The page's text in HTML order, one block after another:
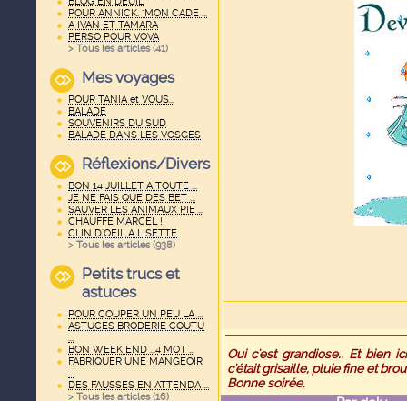
POUR ANNICK. "MON CADE ...
A IVAN ET TAMARA
PERSO POUR VOVA
> Tous les articles (41)
Mes voyages
POUR TANIA et VOUS...
BALADE
SOUVENIRS DU SUD
BALADE DANS LES VOSGES
Réflexions/Divers
BON 14 JUILLET A TOUTE ...
JE NE FAIS QUE DES BET ...
SAUVER LES ANIMAUX PIE ...
CHAUFFE MARCEL !
CLIN D'OEIL A LISETTE
> Tous les articles (938)
Petits trucs et
astuces
POUR COUPER UN PEU LA ...
ASTUCES BRODERIE COUTU
...
BON WEEK END ...4 MOT ...
FABRIQUER UNE MANGEOIR
...
DES FAUSSES EN ATTENDA ...
> Tous les articles (16)
Oui c'est grandiose.. Et bien
c'était grisaille, pluie fine et
Bonne soirée.